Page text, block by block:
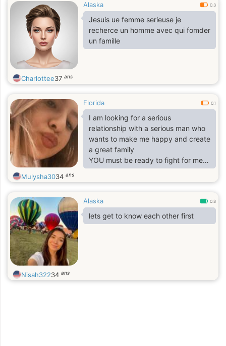
Alaska 0.3
Jesuis ue femme serieuse je
recherce un homme avec qui fomder
un famille
Charlottee37 ans
Florida 0.1
I am looking for a serious
relationship with a serious man who
wants to make me happy and create
a great family
YOU must be ready to fight for me
and our happiness, to protect,
protect and love every moment
for me to be confident in myself and
in the person who will be by my side
every day, the one I could rely on at
Mulysha3034 ans
Alaska 0.8
lets get to know each other first
Nisah32234 ans